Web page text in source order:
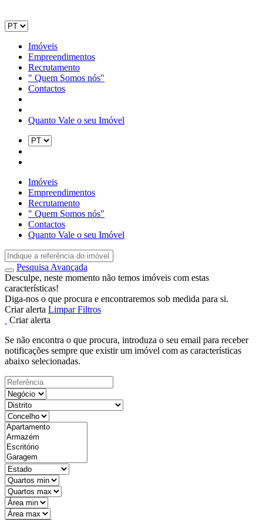
Imóveis
Empreendimentos
Recrutamento
" Quem Somos nós"
Contactos
Quanto Vale o seu Imóvel
Imóveis
Empreendimentos
Recrutamento
" Quem Somos nós"
Contactos
Quanto Vale o seu Imóvel
Pesquisa Avançada
Desculpe, neste momento não temos imóveis com estas
características!
Diga-nos o que procura e encontraremos sob medida para si.
Criar alerta Limpar Filtros
Criar alerta
Se não encontra o que procura, introduza o seu email para receber
notificações sempre que existir um imóvel com as características
abaixo selecionadas.